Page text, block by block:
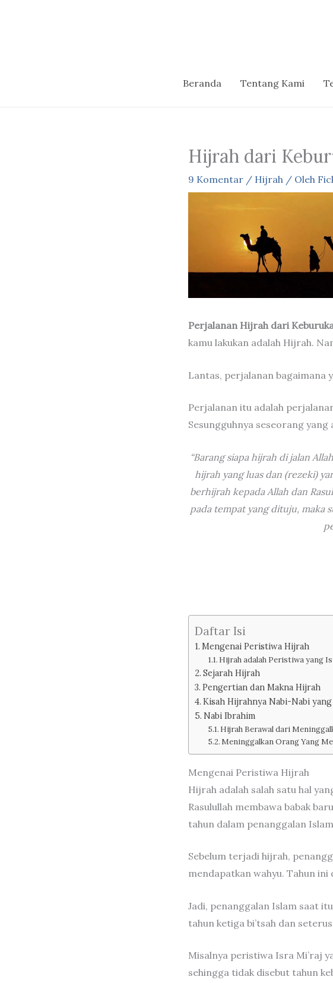
Beranda Tentang Kami
Hijrah dari
9 Komentar / Hijrah / Oleh
Perjalanan Hijrah dari
kamu lakukan adalah Hijrah.
Lantas, perjalanan bagaimana
Perjalanan itu adalah
Sesungguhnya seseorang
“Barang siapa hijrah di jalan
hijrah yang luas dan (rezeki)
berhijrah kepada Allah dan
pada tempat yang dituju, maka
Daftar Isi
Mengenai Peristiwa Hijrah
Hijrah adalah Peristiwa yang
Sejarah Hijrah
Pengertian dan Makna Hijrah
Kisah Hijrahnya Nabi-Nabi
Nabi Ibrahim
Hijrah Berawal dari
Meninggalkan Orang Yang
Mengenai Peristiwa Hijrah
Hijrah adalah salah satu hal
Rasulullah membawa babak
tahun dalam penanggalan
Sebelum terjadi hijrah,
mendapatkan wahyu. Tahun
Jadi, penanggalan Islam saat
tahun ketiga bi’tsah dan
Misalnya peristiwa Isra Mi’raj
sehingga tidak disebut tahun